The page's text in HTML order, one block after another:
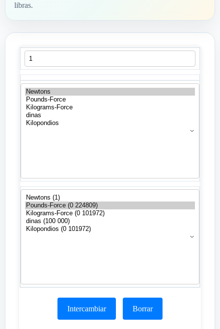
libras.
Intercambiar Borrar